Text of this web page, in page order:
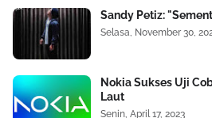
Sandy Petiz:
Selasa, November 30,
Nokia Sukses Uji
Laut
Senin, April 17, 2023